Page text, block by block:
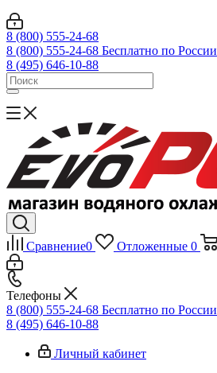
8 (800) 555-24-68
8 (800) 555-24-68 Бесплатно по России
8 (495) 646-10-88
Сравнение0 Отложенные 0
Телефоны
8 (800) 555-24-68 Бесплатно по России
8 (495) 646-10-88
Личный кабинет